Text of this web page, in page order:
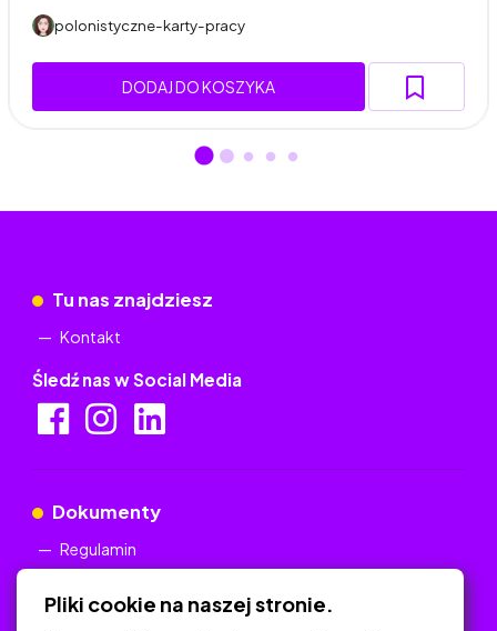
polonistyczne-karty-pracy
DODAJ DO KOSZYKA
Tu nas znajdziesz
Kontakt
Śledź nas w Social Media
Dokumenty
Regulamin
Pliki cookie na naszej stronie.